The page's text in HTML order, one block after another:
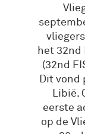
het
(32nd
Dit vond
Libië.
eerste
op de